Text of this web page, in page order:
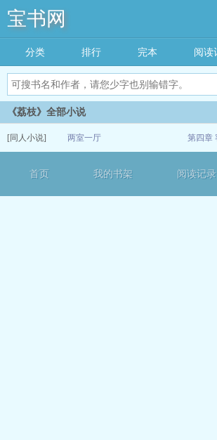
宝书网
分类 排行 完本 阅读
《荔枝》全部小说
[同人小说] 两室一厅 第四章
首页 我的书架 阅读记录